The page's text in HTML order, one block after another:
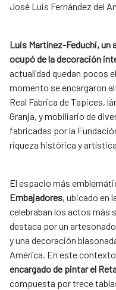
José Luis Fernández del
Luis Martínez-Feduchi,
ocupó de la decoración
actualidad quedan pocos
momento se encargaron
Real Fábrica de Tapices,
Granja, y mobiliario de
fabricadas por la
riqueza histórica y
El espacio más
Embajadores, ubicado en
celebraban los actos más
destaca por un
y una decoración
América. En este
encargado de pintar el
compuesta por trece